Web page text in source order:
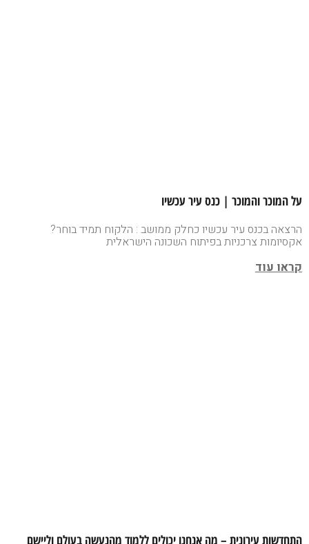
על המוכר והמוכר | כנס עיר עכשיו
הרצאה בכנס עיר עכשיו כחלק ממושב : הלקוח תמיד בוחר?
אקסיומות צרכניות בפיתוח השכונה הישראלית
קראו עוד
התחדשות עירונית – מה אנחנו יכולים ללמוד מהנעשה בעולם וליישם